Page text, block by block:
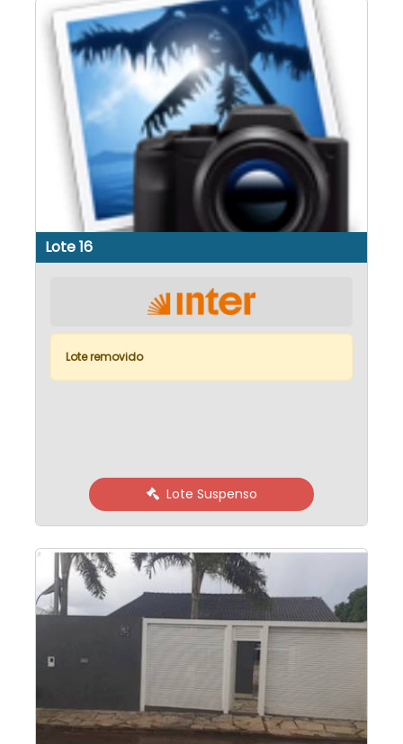
Lote 16
Lote removido
Lote Suspenso